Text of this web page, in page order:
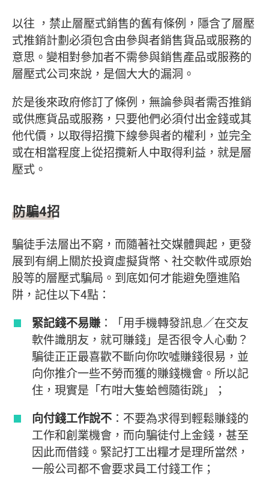
以往 ，禁止層壓式銷售的舊有條例，隱含了層壓
式推銷計劃必須包含由參與者銷售貨品或服務的
意思。變相對參加者不需參與銷售產品或服務的
層壓式公司來說，是個大大的漏洞。
於是後來政府修訂了條例，無論參與者需否推銷
或供應貨品或服務，只要他們必須付出金錢或其
他代價，以取得招攬下線參與者的權利，並完全
或在相當程度上從招攬新人中取得利益，就是層
壓式。
防騙4招
騙徒手法層出不窮，而隨著社交媒體興起，更發
展到有網上關於投資虛擬貨幣、社交軟件或原始
股等的層壓式騙局。到底如何才能避免墮進陷
阱，記住以下4點：
緊記錢不易賺：「用手機轉發訊息／在交友
軟件識朋友，就可賺錢」是否很令人心動？
騙徒正正最喜歡不斷向你吹噓賺錢很易，並
向你推介一些不勞而獲的賺錢機會。所以記
住，現實是「冇咁大隻蛤乸隨街跳」；
向付錢工作說不 ：不要為求得到輕鬆賺錢的
工作和創業機會，而向騙徒付上金錢，甚至
因此而借錢。緊記打工出糧才是理所當然，
一般公司都不會要求員工付錢工作；